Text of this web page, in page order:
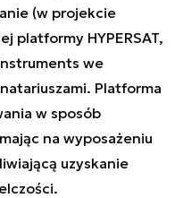
(w projekcie
platformy HYPERSAT,
we
Platforma
w sposób
na wyposażeniu
uzyskanie